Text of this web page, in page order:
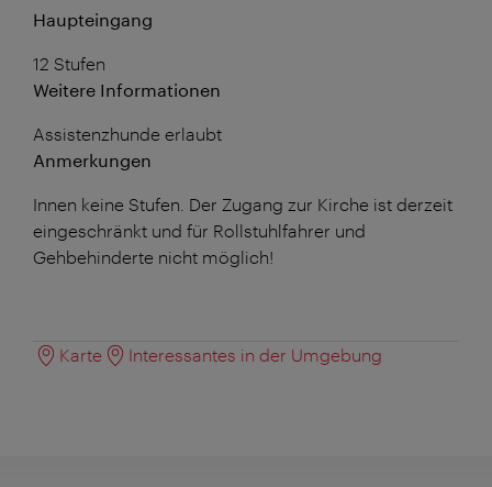
Haupteingang
12 Stufen
Weitere Informationen
Assistenzhunde erlaubt
Anmerkungen
Innen keine Stufen. Der Zugang zur Kirche ist derzeit
eingeschränkt und für Rollstuhlfahrer und
Gehbehinderte nicht möglich!
Karte Interessantes in der Umgebung